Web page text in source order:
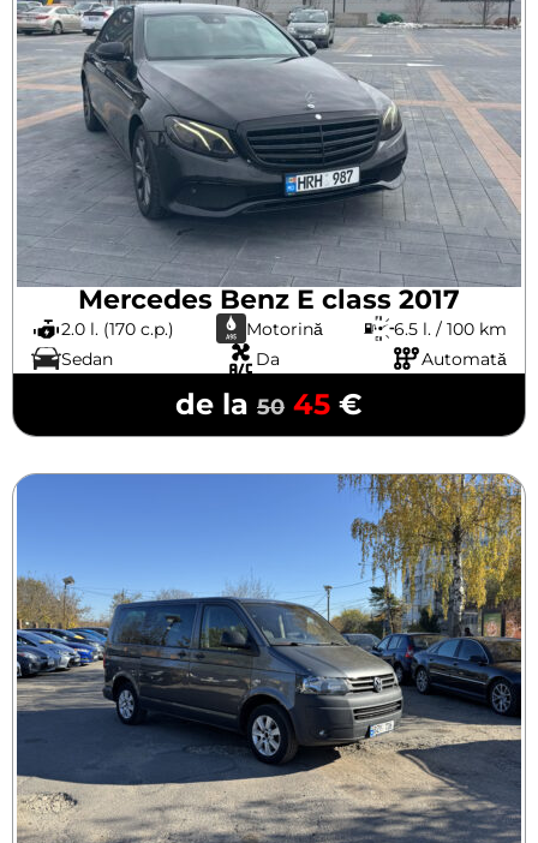
Mercedes Benz E class 2017
2.0 l. (170 c.p.) Motorină
6.5 l. / 100 km
Sedan
Da Automată
de la 50 45 €